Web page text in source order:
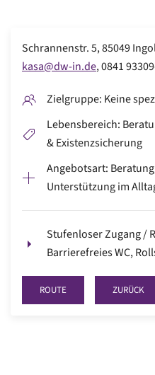
Schrannenstr. 5,85049
kasa@dw-in.de,0841
Zielgruppe: Keine
Lebensbereich:
& Existenzsicherung
Angebotsart:
Unterstützung im
Stufenloser Zugang /
Barrierefreies WC,
ROUTE ZURÜCK